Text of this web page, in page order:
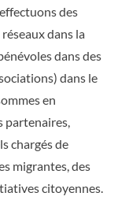
des
dans la
dans des
dans le
en
partenaires,
chargés de
migrantes, des
citoyennes.